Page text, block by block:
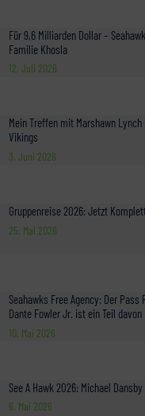
Für 9,6 Milliarden Dollar –
Familie Khosla
12. Juli 2026
Mein Treffen mit Marshawn Lynch
Vikings
3. Juni 2026
Gruppenreise 2026: Jetzt
25. Mai 2026
Seahawks Free Agency: Der Pass
Dante Fowler Jr. ist ein Teil davon
10. Mai 2026
See A Hawk 2026: Michael Dansby
6. Mai 2026